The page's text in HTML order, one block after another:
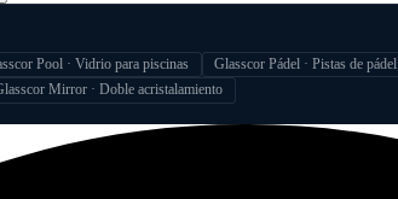
Pool · Vidrio para piscinas Glasscor Pádel · Pistas de pádel
Mirror · Doble acristalamiento